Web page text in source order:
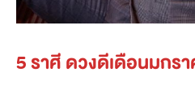
5 ราศี ดวงดีเดือนมกร